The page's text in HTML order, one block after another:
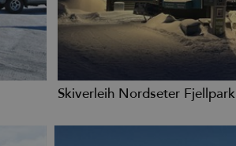
Skiverleih Nordseter Fjellpark